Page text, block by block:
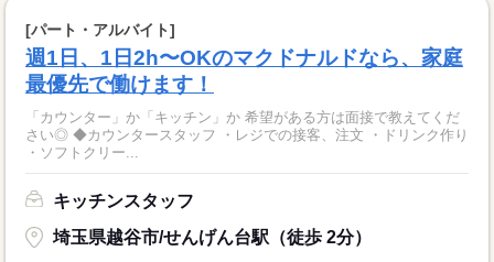
[パート・アルバイト]
週1日、1日2h〜OKのマクドナルドなら、家庭
最優先で働けます！
「カウンター」か「キッチン」か 希望がある方は面接で教えてくだ
さい◎ ◆カウンタースタッフ ・レジでの接客、注文 ・ドリンク作り
・ソフトクリー...
キッチンスタッフ
埼玉県越谷市/せんげん台駅（徒歩 2分）